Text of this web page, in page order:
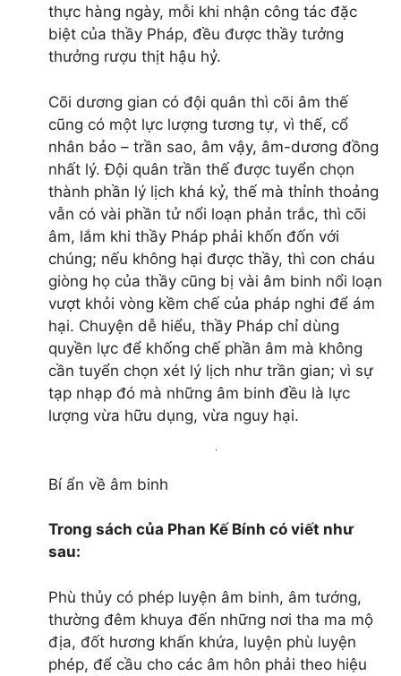
thực hàng ngày, mỗi khi nhận công tác đặc
biệt của thầy Pháp, đều được thầy tưởng
thưởng rượu thịt hậu hỷ.
Cõi dương gian có đội quân thì cõi âm thế
cũng có một lực lượng tương tự, vì thế, cổ
nhân bảo – trần sao, âm vậy, âm-dương đồng
nhất lý. Đội quân trần thế được tuyển chọn
thành phần lý lịch khá kỷ, thế mà thỉnh thoảng
vẫn có vài phần tử nổi loạn phản trắc, thì cõi
âm, lắm khi thầy Pháp phải khốn đốn với
chúng; nếu không hại được thầy, thì con cháu
giòng họ của thầy cũng bị vài âm binh nổi loạn
vượt khỏi vòng kềm chế của pháp nghi để ám
hại. Chuyện dễ hiểu, thầy Pháp chỉ dùng
quyền lực để khống chế phần âm mà không
cần tuyển chọn xét lý lịch như trần gian; vì sự
tạp nhạp đó mà những âm binh đều là lực
lượng vừa hữu dụng, vừa nguy hại.
Bí ẩn về âm binh
Trong sách của Phan Kế Bính có viết như
sau:
Phù thủy có phép luyện âm binh, âm tướng,
thường đêm khuya đến những nơi tha ma mộ
địa, đốt hương khấn khứa, luyện phù luyện
phép, để cầu cho các âm hôn phải theo hiệu